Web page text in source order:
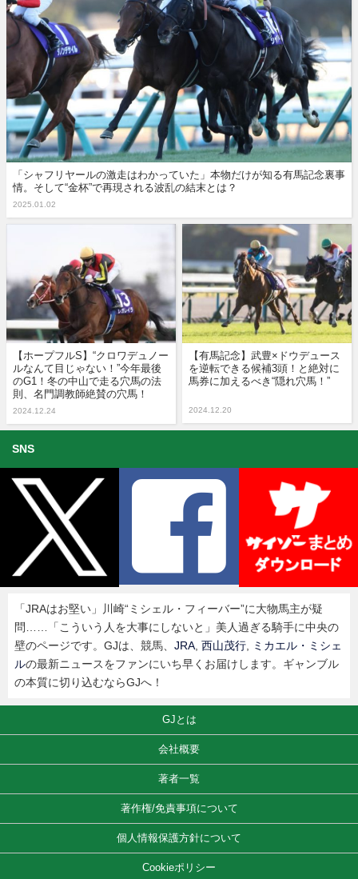
「シャフリヤールの激走はわかっていた」本物だけが知る有馬記念裏事
情。そして“金杯”で再現される波乱の結末とは？
2025.01.02
【ホープフルS】“クロワデュノー
ルなんて目じゃない！”今年最後
のG1！冬の中山で走る穴馬の法
則、名門調教師絶賛の穴馬！
2024.12.24
【有馬記念】武豊×ドウデュース
を逆転できる候補3頭！と絶対に
馬券に加えるべき“隠れ穴馬！”
2024.12.20
SNS
「JRAはお堅い」川崎“ミシェル・フィーバー”に大物馬主が疑
問……「こういう人を大事にしないと」美人過ぎる騎手に中央の
壁のページです。GJは、競馬、 JRA 西山茂行
ミカエル・ミシェ
ルの最新ニュースをファンにいち早くお届けします。ギャンブル
の本質に切り込むならGJへ！
GJとは
会社概要
著者一覧
著作権/免責事項について
個人情報保護方針について
Cookieポリシー